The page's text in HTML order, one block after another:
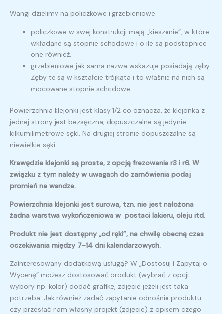
Wangi dzielimy na policzkowe i grzebieniowe.
policzkowe w swej konstrukcji mają „kieszenie”, w które
wkładane są stopnie schodowe i o ile są podstopnice
one również.
grzebieniowe jak sama nazwa wskazuje posiadają zęby.
Zęby te są w kształcie trójkąta i to właśnie na nich są
mocowane stopnie schodowe.
Powierzchnia klejonki jest klasy 1/2 co oznacza, że klejonka z
jednej strony jest bezsęczna, dopuszczalne są jedynie
kilkumilimetrowe sęki. Na drugiej stronie dopuszczalne są
niewielkie sęki.
Krawędzie klejonki są proste, z opcją frezowania r3 i r6. W
związku z tym należy w uwagach do zamówienia podaj
promień na wandze.
Powierzchnia klejonki jest surowa, tzn. nie jest nałożona
żadna warstwa wykończeniowa w postaci lakieru, oleju itd.
Produkt nie jest dostępny „od ręki”, na chwilę obecną czas
oczekiwania między 7-14 dni kalendarzowych.
Zainteresowany dodatkową usługą? W „Dostosuj i Zapytaj o
Wycenę” możesz dostosować produkt (wybrać z opcji
wybory np. kolor) dodać grafikę, zdjęcie jeżeli jest taka
potrzeba. Jak również zadać zapytanie odnośnie produktu
czy przesłać nam własny projekt (zdjęcie) z opisem czego